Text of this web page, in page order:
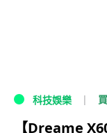
科技娛樂
【Dreame